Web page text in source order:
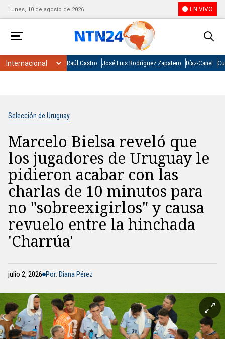
Lunes, 10 de agosto de 2026 EN VIVO
Raúl Castro José Luis Rodríguez Zapatero Díaz-Canel
Selección de Uruguay
Marcelo Bielsa reveló que
los jugadores de Uruguay le
pidieron acabar con las
charlas de 10 minutos para
no "sobreexigirlos" y causa
revuelo entre la hinchada
'Charrúa'
julio 2, 2026 Por: Diana Pérez